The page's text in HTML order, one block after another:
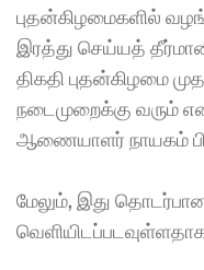
புதன்கிழமைகளில்
இரத்து செய்யத்
திகதி புதன்கிழமை
நடைமுறைக்கு வரும்
ஆணையாளர் நாயகம்
மேலும், இது